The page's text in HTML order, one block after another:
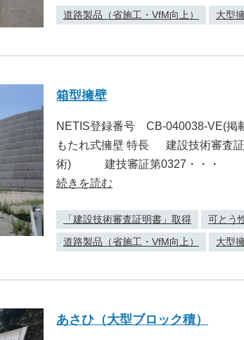
道路製品（省施工・VfM向上） 大型
箱型擁壁
NETIS登録番号 CB-040038-VE(掲
もたれ式擁壁 特長 建設技術審査
術) 建技審証第0327・・・
続きを読む
「建設技術審査証明書」取得 可とう
道路製品（省施工・VfM向上）
大型
あさひ（大型ブロック積）